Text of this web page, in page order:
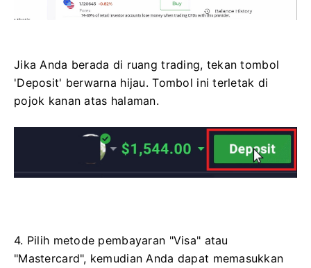
Jika Anda berada di ruang trading, tekan tombol
'Deposit' berwarna hijau. Tombol ini terletak di
pojok kanan atas halaman.
4. Pilih metode pembayaran "Visa" atau
"Mastercard", kemudian Anda dapat memasukkan